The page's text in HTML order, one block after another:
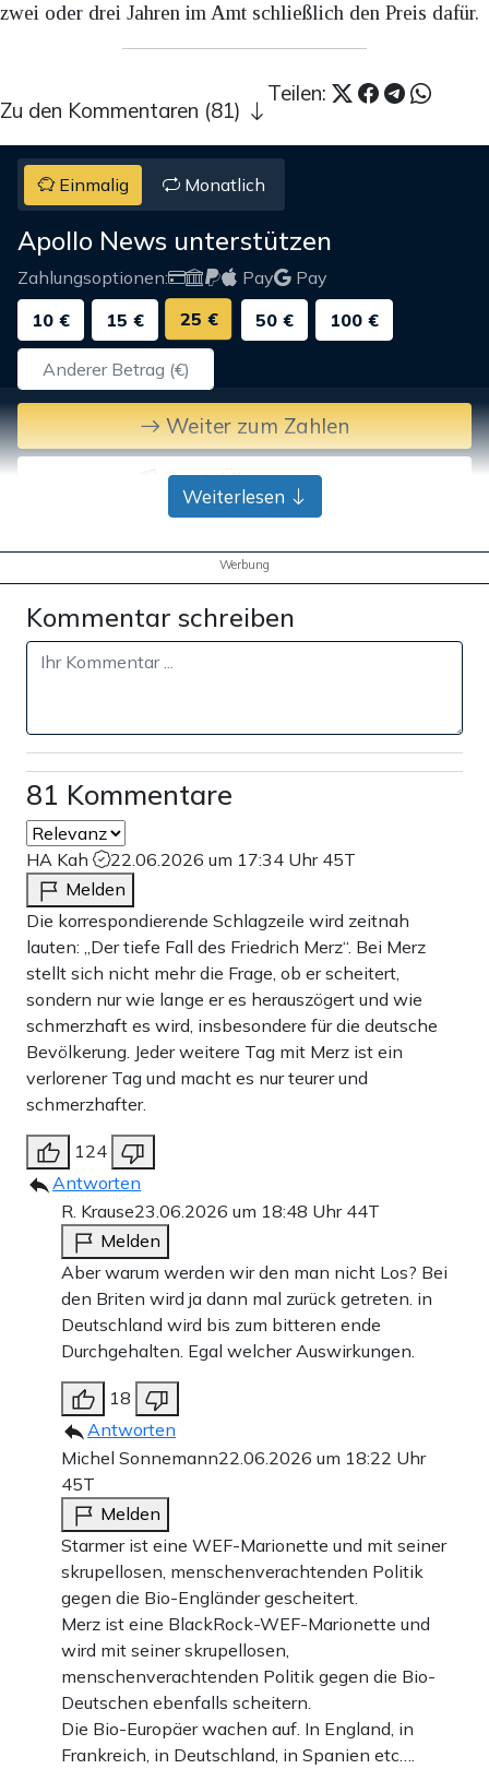
zwei oder drei Jahren im Amt schließlich den Preis dafür.
Teilen:
Zu den Kommentaren (81)
Einmalig Monatlich
Apollo News unterstützen
Zahlungsoptionen: Pay
Pay
10 €
15 € 25 € 50 € 100 €
Weiter zum Zahlen
Bank-Überweisung
Weiterlesen
Werbung
Kommentar schreiben
81 Kommentare
HA Kah 22.06.2026 um 17:34 Uhr 45T
Melden
Die korrespondierende Schlagzeile wird zeitnah
lauten: „Der tiefe Fall des Friedrich Merz“. Bei Merz
stellt sich nicht mehr die Frage, ob er scheitert,
sondern nur wie lange er es herauszögert und wie
schmerzhaft es wird, insbesondere für die deutsche
Bevölkerung. Jeder weitere Tag mit Merz ist ein
verlorener Tag und macht es nur teurer und
schmerzhafter.
124
Antworten
R. Krause23.06.2026 um 18:48 Uhr 44T
Melden
Aber warum werden wir den man nicht Los? Bei
den Briten wird ja dann mal zurück getreten. in
Deutschland wird bis zum bitteren ende
Durchgehalten. Egal welcher Auswirkungen.
18
Antworten
Michel Sonnemann22.06.2026 um 18:22 Uhr
45T
Melden
Starmer ist eine WEF-Marionette und mit seiner
skrupellosen, menschenverachtenden Politik
gegen die Bio-Engländer gescheitert.
Merz ist eine BlackRock-WEF-Marionette und
wird mit seiner skrupellosen,
menschenverachtenden Politik gegen die Bio-
Deutschen ebenfalls scheitern.
Die Bio-Europäer wachen auf. In England, in
Frankreich, in Deutschland, in Spanien etc….